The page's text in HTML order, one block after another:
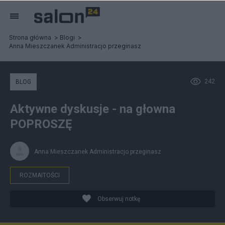
Strona główna
Blogi
Anna Mieszczanek Administracjo przeginasz
242
BLOG
Aktywne dyskusje - na głowna
POPROSZĘ
Anna Mieszczanek Administracjo przeginasz
ROZMAITOŚCI
Obserwuj notkę